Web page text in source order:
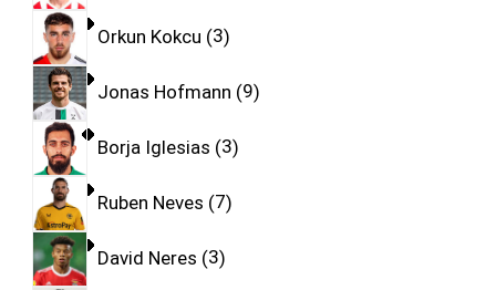
Orkun Kokcu 3
Jonas Hofmann 9
Borja Iglesias 3
Ruben Neves 7
David Neres 3